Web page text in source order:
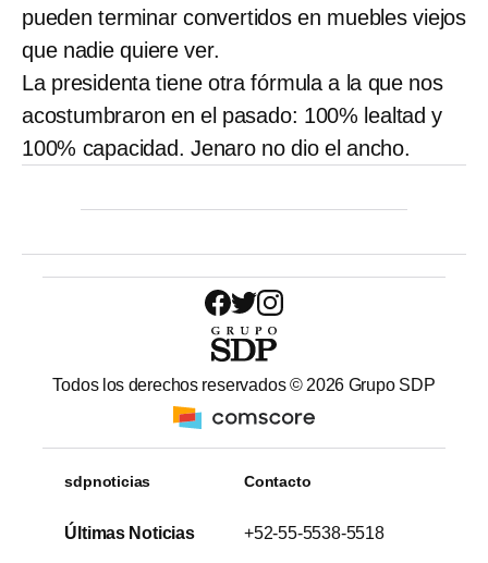
pueden terminar convertidos en muebles viejos
que nadie quiere ver.
La presidenta tiene otra fórmula a la que nos
acostumbraron en el pasado: 100% lealtad y
100% capacidad. Jenaro no dio el ancho.
Todos los derechos reservados © 2026 Grupo SDP
sdpnoticias
Últimas Noticias
Contacto
+52-55-5538-5518